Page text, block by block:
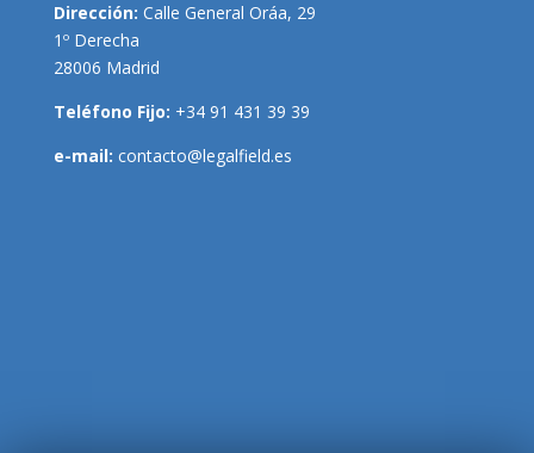
Dirección: Calle General Oráa, 29
1º Derecha
28006 Madrid
Teléfono Fijo: +34 91 431 39 39
e-mail: contacto@legalfield.es